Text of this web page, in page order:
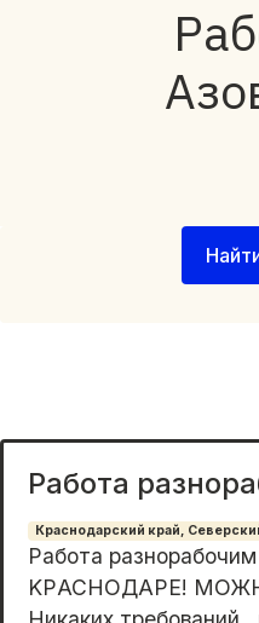
Работа
Краснодарский край,
Paбота
KРACHOДAPЕ!